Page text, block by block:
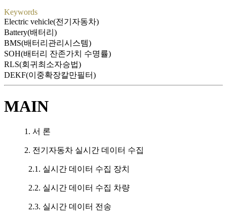
Keywords
Electric vehicle(전기자동차)
Battery(배터리)
BMS(배터리관리시스템)
SOH(배터리 잔존가치 수명률)
RLS(회귀최소자승법)
DEKF(이중확장칼만필터)
MAIN
1. 서 론
2. 전기자동차 실시간 데이터 수집
2.1. 실시간 데이터 수집 장치
2.2. 실시간 데이터 수집 차량
2.3. 실시간 데이터 전송